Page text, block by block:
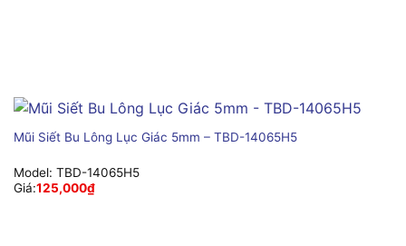
Mũi Siết Bu Lông Lục Giác 5mm – TBD-14065H5
Model: TBD-14065H5
Giá:125,000₫